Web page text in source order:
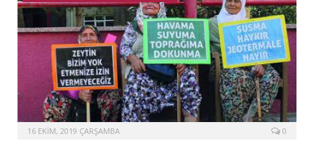
16 EKIM, 2019 ÇARŞAMBA 0